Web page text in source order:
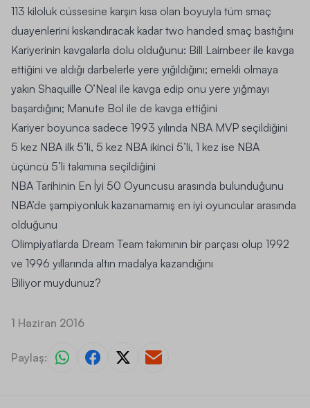
113 kiloluk cüssesine karşın kısa olan boyuyla tüm smaç
duayenlerini kıskandıracak kadar two handed smaç bastığını
Kariyerinin kavgalarla dolu olduğunu: Bill Laimbeer ile kavga
ettiğini ve aldığı darbelerle yere yığıldığını; emekli olmaya
yakın Shaquille O’Neal ile kavga edip onu yere yığmayı
başardığını; Manute Bol ile de kavga ettiğini
Kariyer boyunca sadece 1993 yılında NBA MVP seçildiğini
5 kez NBA ilk 5’li, 5 kez NBA ikinci 5’li, 1 kez ise NBA
üçüncü 5’li takımına seçildiğini
NBA Tarihinin En İyi 50 Oyuncusu arasında bulunduğunu
NBA’de şampiyonluk kazanamamış en iyi oyuncular arasında
olduğunu
Olimpiyatlarda Dream Team takımının bir parçası olup 1992
ve 1996 yıllarında altın madalya kazandığını
Biliyor muydunuz?
1 Haziran 2016
Paylaş: